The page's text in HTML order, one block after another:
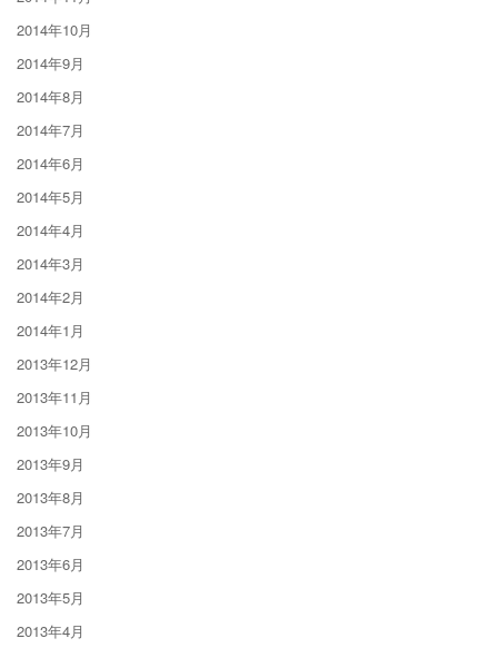
2014年10月
2014年9月
2014年8月
2014年7月
2014年6月
2014年5月
2014年4月
2014年3月
2014年2月
2014年1月
2013年12月
2013年11月
2013年10月
2013年9月
2013年8月
2013年7月
2013年6月
2013年5月
2013年4月